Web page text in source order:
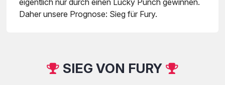
Daher unsere Prognose: Sieg für Fury.
SIEG VON FURY